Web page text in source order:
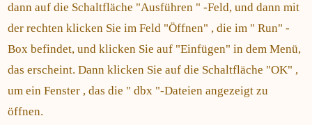
dann auf die Schaltfläche "Ausführen " -Feld, und dann mit
der rechten klicken Sie im Feld "Öffnen" , die im " Run" -
Box befindet, und klicken Sie auf "Einfügen" in dem Menü,
das erscheint. Dann klicken Sie auf die Schaltfläche "OK" ,
um ein Fenster , das die " dbx "-Dateien angezeigt zu
öffnen.